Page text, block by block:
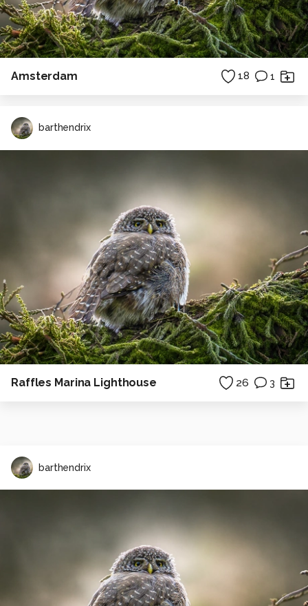
Amsterdam 18 1
barthendrix
Raffles Marina Lighthouse 26 3
barthendrix